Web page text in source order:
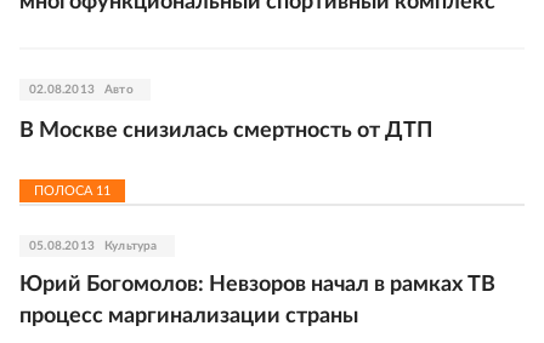
02.08.2013 Авто
В Москве снизилась смертность от ДТП
ПОЛОСА 11
05.08.2013 Культура
Юрий Богомолов: Невзоров начал в рамках ТВ
процесс маргинализации страны